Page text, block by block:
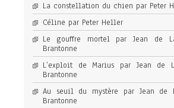
La constellation du chien par Peter
Céline par Peter Heller
Le gouffre mortel par Jean de
Brantonne
L’exploit de Marius par Jean de
Brantonne
Au seuil du mystère par Jean de
Brantonne